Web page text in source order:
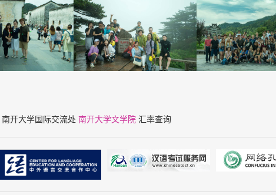
南开大学国际交流处 南开大学文学院 汇率查询